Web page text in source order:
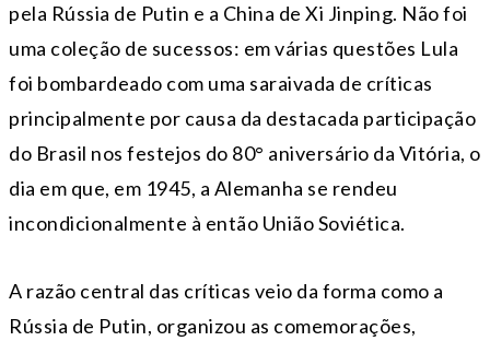
pela Rússia de Putin e a China de Xi Jinping. Não foi
uma coleção de sucessos: em várias questões Lula
foi bombardeado com uma saraivada de críticas
principalmente por causa da destacada participação
do Brasil nos festejos do 80° aniversário da Vitória, o
dia em que, em 1945, a Alemanha se rendeu
incondicionalmente à então União Soviética.
A razão central das críticas veio da forma como a
Rússia de Putin, organizou as comemorações,